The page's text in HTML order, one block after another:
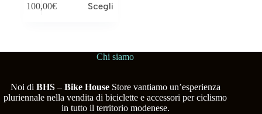
100,00€ Scegli
Chi siamo
Noi di BHS– Bike HouseStore vantiamo un’esperienza
pluriennale nella vendita di biciclette e accessori per ciclismo
in tutto il territorio modenese.